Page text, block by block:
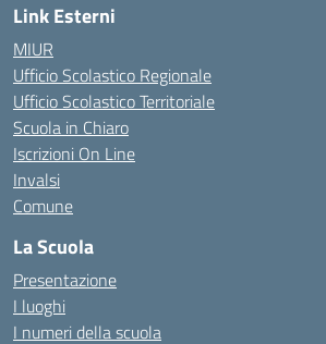
Link Esterni
MIUR
Ufficio Scolastico Regionale
Ufficio Scolastico Territoriale
Scuola in Chiaro
Iscrizioni On Line
Invalsi
Comune
La Scuola
Presentazione
I luoghi
I numeri della scuola